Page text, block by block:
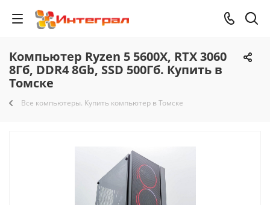
Компьютер Ryzen 5 5600X, RTX 3060
8Гб, DDR4 8Gb, SSD 500Гб. Купить в
Томске
Все компьютеры. Купить компьютер в Томске